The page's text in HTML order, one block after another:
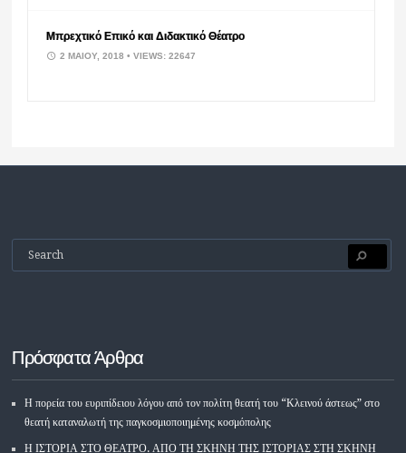
Μπρεχτικό Επικό και Διδακτικό Θέατρο
2 ΜΑΪ́ΟΥ, 2018• VIEWS: 22647
Πρόσφατα Άρθρα
Η πορεία του ευριπίδειου λόγου από τον πολίτη θεατή του “Κλεινού άστεως” στο
θεατή καταναλωτή της παγκοσμιοποιημένης κοσμόπολης
Η ΙΣΤΟΡΙΑ ΣΤΟ ΘΕΑΤΡΟ. ΑΠΟ ΤΗ ΣΚΗΝΗ ΤΗΣ ΙΣΤΟΡΙΑΣ ΣΤΗ ΣΚΗΝΗ